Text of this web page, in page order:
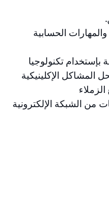
الحسابية
بإستخدام تكنولوجيا
المشاكل الإكلينيكية
من الشبكة الإلكترونية